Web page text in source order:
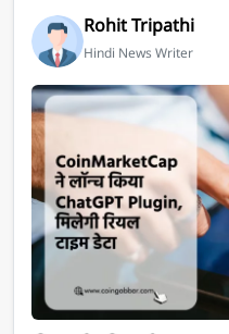
Rohit Tripathi
Hindi News Writer
CoinMarketCap ने लॉन्च